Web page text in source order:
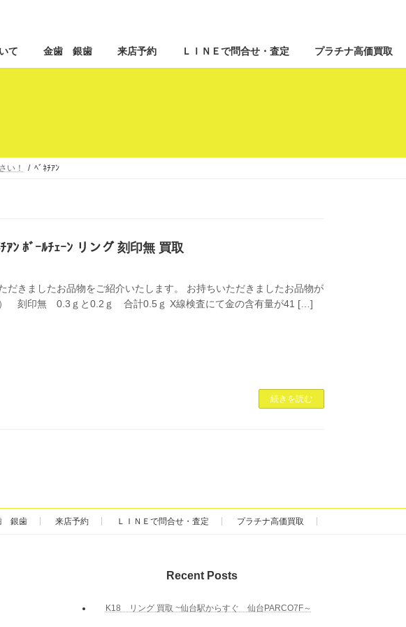
て 金歯 銀歯 来店予約 ＬＩＮＥで問合せ・査定 プラチナ高価買取
い！ ﾍﾞﾈﾁｱﾝ
ｱﾝ ﾎﾞｰﾙﾁｪｰﾝ リング 刻印無 買取
だきましたお品物をご紹介いたします。 お持ちいただきましたお品物が
） 刻印無 0.3ｇと0.2ｇ 合計0.5ｇ X線検査にて金の含有量が41 […]
続きを読む
銀歯 来店予約 ＬＩＮＥで問合せ・査定 プラチナ高価買取
Recent Posts
K18 リング 買取 ~仙台駅からすぐ 仙台PARCO7F～